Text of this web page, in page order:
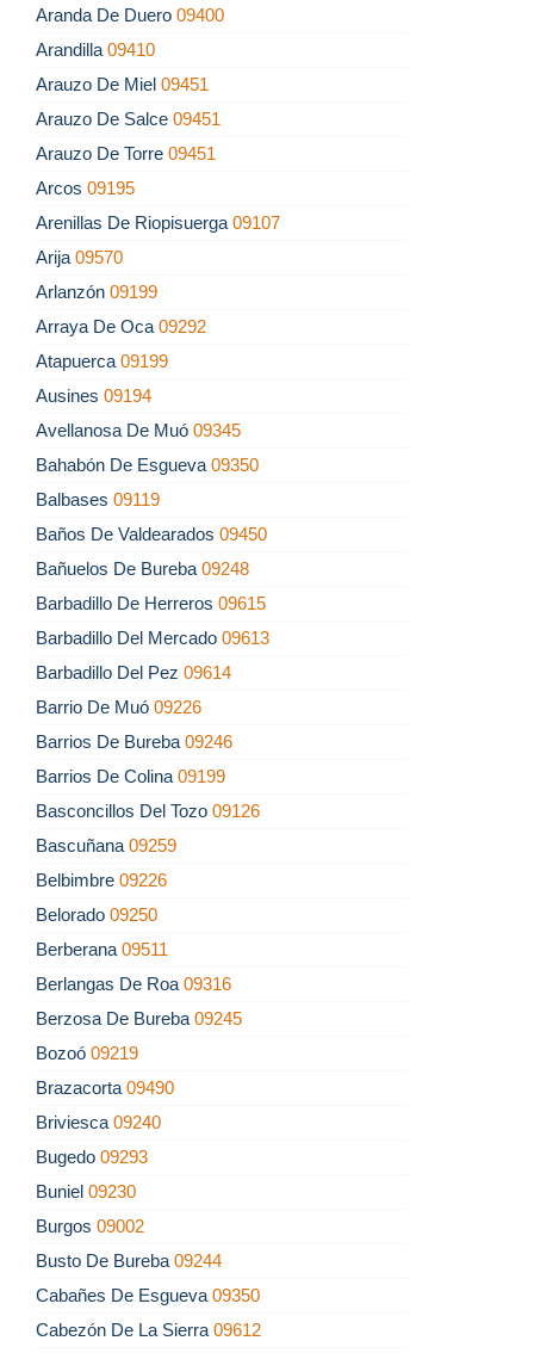
Aranda De Duero 09400
Arandilla 09410
Arauzo De Miel 09451
Arauzo De Salce 09451
Arauzo De Torre 09451
Arcos 09195
Arenillas De Riopisuerga 09107
Arija 09570
Arlanzón 09199
Arraya De Oca 09292
Atapuerca 09199
Ausines 09194
Avellanosa De Muó 09345
Bahabón De Esgueva 09350
Balbases 09119
Baños De Valdearados 09450
Bañuelos De Bureba 09248
Barbadillo De Herreros 09615
Barbadillo Del Mercado 09613
Barbadillo Del Pez 09614
Barrio De Muó 09226
Barrios De Bureba 09246
Barrios De Colina 09199
Basconcillos Del Tozo 09126
Bascuñana 09259
Belbimbre 09226
Belorado 09250
Berberana 09511
Berlangas De Roa 09316
Berzosa De Bureba 09245
Bozoó 09219
Brazacorta 09490
Briviesca 09240
Bugedo 09293
Buniel 09230
Burgos 09002
Busto De Bureba 09244
Cabañes De Esgueva 09350
Cabezón De La Sierra 09612